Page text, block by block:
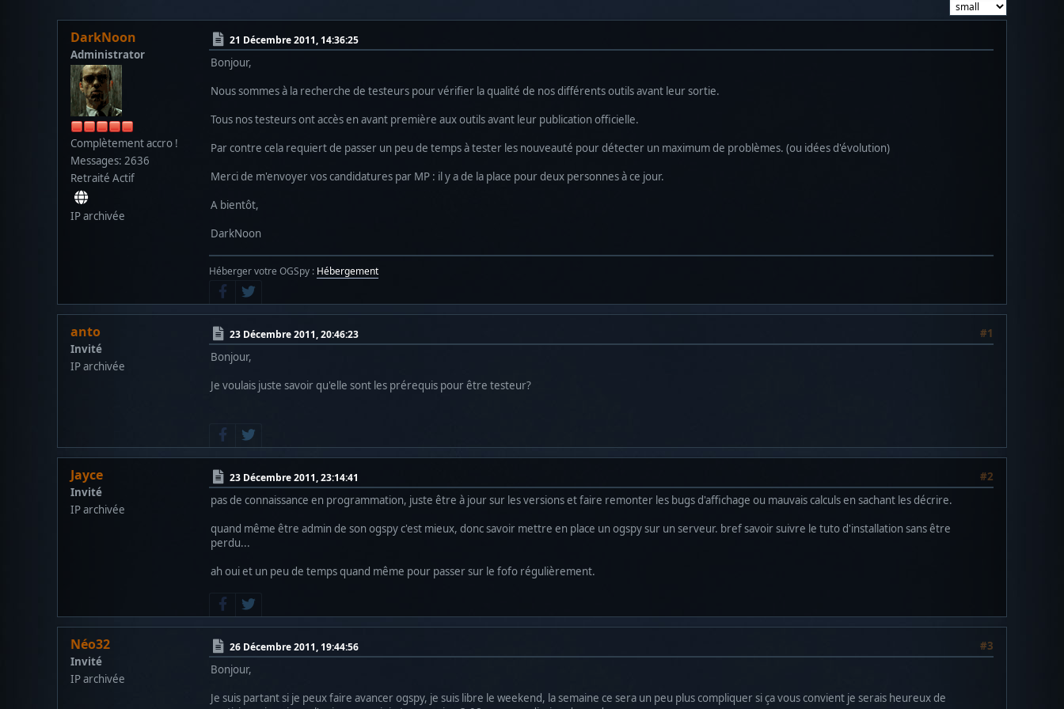
DarkNoon
Administrator
Complètement accro !
Messages: 2636
Retraité Actif
IP archivée
21 Décembre 2011, 14:36:25
Bonjour,
Nous sommes à la recherche de testeurs pour vérifier la qualité de nos différents outils avant leur sortie.
Tous nos testeurs ont accès en avant première aux outils avant leur publication officielle.
Par contre cela requiert de passer un peu de temps à tester les nouveauté pour détecter un maximum de problèmes. (ou idées d'évolution)
Merci de m'envoyer vos candidatures par MP : il y a de la place pour deux personnes à ce jour.
A bientôt,
DarkNoon
Héberger votre OGSpy : Hébergement
anto
Invité
IP archivée
23 Décembre 2011, 20:46:23
#1
Bonjour,
Je voulais juste savoir qu'elle sont les prérequis pour être testeur?
Jayce
Invité
IP archivée
23 Décembre 2011, 23:14:41
#2
pas de connaissance en programmation, juste être à jour sur les versions et faire remonter les bugs d'affichage ou mauvais calculs en sachant les décrire.
quand même être admin de son ogspy c'est mieux, donc savoir mettre en place un ogspy sur un serveur. bref savoir suivre le tuto d'installation sans être
perdu...
ah oui et un peu de temps quand même pour passer sur le fofo régulièrement.
Néo32
Invité
IP archivée
26 Décembre 2011, 19:44:56
#3
Bonjour,
Je suis partant si je peux faire avancer ogspy, je suis libre le weekend, la semaine ce sera un peu plus compliquer si ça vous convient je serais heureux de